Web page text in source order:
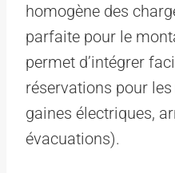
homogène des
parfaite pour le
permet d’intégrer
réservations pour
gaines électriques,
évacuations).